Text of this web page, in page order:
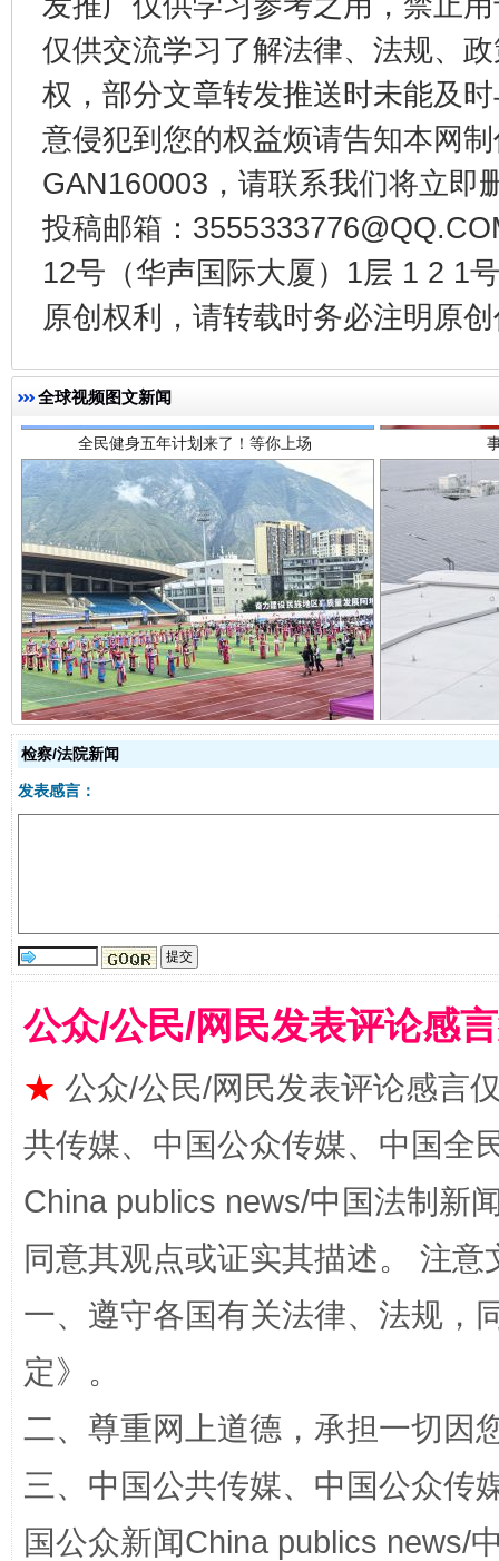
仅供交流学习了解法律、法规、
权，部分文章转发推送时未能及
意侵犯到您的权益烦请告知本网
GAN160003，请联系我们将立即
投稿邮箱：
12号（华声国际大厦）1层 1 2 1
原创权利，请转载时务必注明原
全球视频图文新闻
全民健身五年计划来了！等你上场
阿坝州三大球赛在茂县开幕 规模
“蜀中异人”王建安的艺术幻境
检察/法院新闻
发表感言：
公众/公民/网民发表评论感
★ 公众/公民/网民发表评论感言
共传媒、中国公众传媒、中国全
China publics news/中国法制新
同意其观点或证实其描述。 注
一、遵守各国有关法律、法规，
定》。
二、尊重网上道德，承担一切因
三、中国公共传媒、中国公众传
国公众新闻China publics news/